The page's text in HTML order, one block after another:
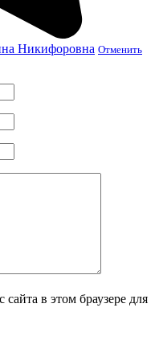
Никифоровна Отменить
в этом браузере для